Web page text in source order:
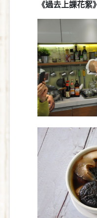
《過去上課花絮》